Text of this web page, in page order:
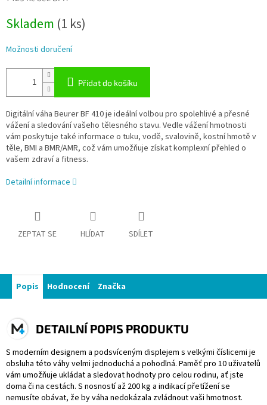
cena:
Skladem (1 ks)
Možnosti doručení
Přidat do košíku
Digitální váha Beurer BF 410 je ideální volbou pro spolehlivé a přesné
vážení a sledování vašeho tělesného stavu. Vedle vážení hmotnosti
vám poskytuje také informace o tuku, vodě, svalovině, kostní hmotě v
těle, BMI a BMR/AMR, což vám umožňuje získat komplexní přehled o
vašem zdraví a fitness.
Detailní informace
ZEPTAT SE HLÍDAT SDÍLET
Popis Hodnocení Značka
DETAILNÍ POPIS PRODUKTU
S moderním designem a podsvíceným displejem s velkými číslicemi je
obsluha této váhy velmi jednoduchá a pohodlná. Paměť pro 10 uživatelů
vám umožňuje ukládat a sledovat hodnoty pro celou rodinu, ať jste
doma či na cestách. S nosností až 200 kg a indikací přetížení se
nemusíte obávat, že by váha nedokázala zvládnout vaši hmotnost.